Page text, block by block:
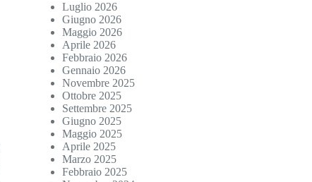
Luglio 2026
Giugno 2026
Maggio 2026
Aprile 2026
Febbraio 2026
Gennaio 2026
Novembre 2025
Ottobre 2025
Settembre 2025
Giugno 2025
Maggio 2025
Aprile 2025
Marzo 2025
Febbraio 2025